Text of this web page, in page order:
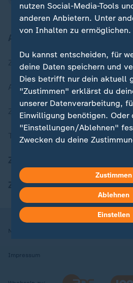
Zuletzt veröffentlicht
Aktuelle Sendungs-Videos
ZDFheute Stories
Themen im Überblick
ZDFheute Apps
Nutzungsbedingungen
Impressum
nutzen Social-Media-Tools
anderen Anbietern. Unter
von Inhalten zu ermöglichen.
Du kannst entscheiden, für
deine Daten speichern und
Dies betrifft nur dein aktuell
"Zustimmen" erklärst du
unserer Datenverarbeitung,
Einwilligung benötigen. Oder
"Einstellungen/Ablehnen"
Zwecken du deine
in deinen Einstellungen
Hier findest du das
Weitere Informationen findest
Datenschutzerklärung.
Zustimmen
Ablehnen
Einstellen